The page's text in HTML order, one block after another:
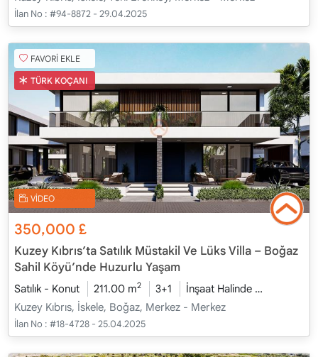
İlan No : #94-8872 - 29.04.2025
FAVORİ EKLE
TÜRK KOÇANI
VİDEO
350,000 £
Kuzey Kıbrıs’ta Satılık Müstakil Ve Lüks Villa – Boğaz
Sahil Köyü’nde Huzurlu Yaşam
Satılık - Konut 211.00 m2 3+1 İnşaat Halinde
Kuzey Kıbrıs, İskele, Boğaz, Merkez - Merkez
İlan No : #18-4728 - 25.04.2025